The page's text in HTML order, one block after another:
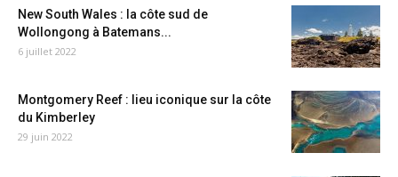
New South Wales : la côte sud de
Wollongong à Batemans...
6 juillet 2022
Montgomery Reef : lieu iconique sur la côte
du Kimberley
29 juin 2022